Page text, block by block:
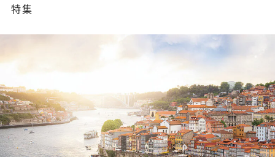
特集